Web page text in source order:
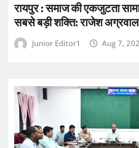
रायपुर : समाज की एकजुटता
सबसे बड़ी शक्ति: राजेश अग्रवाल
Junior Editor1 Aug 7,